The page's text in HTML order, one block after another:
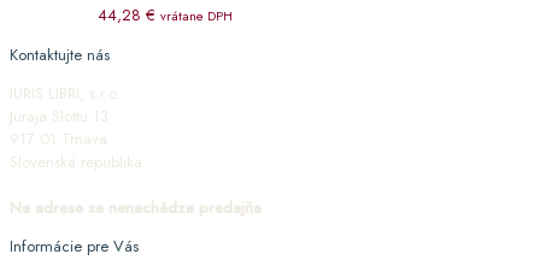
44,28 € vrátane DPH
Kontaktujte nás
IURIS LIBRI, s.r.o.
Juraja Slottu 13
917 01 Trnava
Slovenská republika
Na adrese sa nenachádza predajňa
Informácie pre Vás